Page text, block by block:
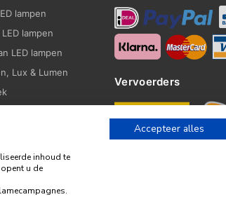
lampen
lampen
LED lampen
Lux & Lumen
Vervoerders
| Gemaakt door
inhoud te
u de
Accepteer alles